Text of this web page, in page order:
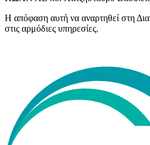
Η απόφαση αυτή να αναρτηθεί στη
στις αρμόδιες υπηρεσίες.